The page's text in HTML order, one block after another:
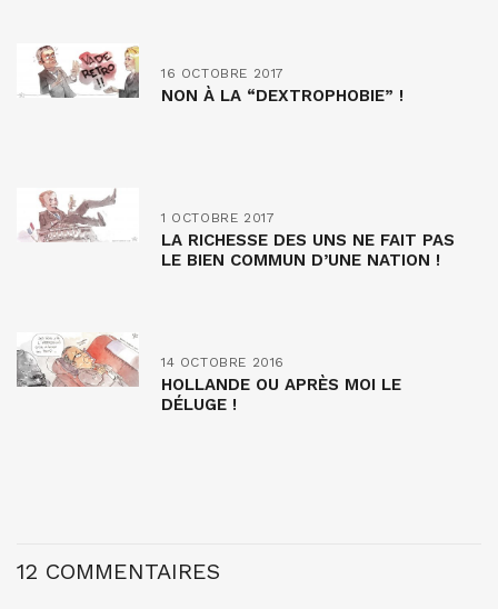
16 OCTOBRE 2017
NON À LA “DEXTROPHOBIE” !
1 OCTOBRE 2017
LA RICHESSE DES UNS NE FAIT PAS
LE BIEN COMMUN D’UNE NATION !
14 OCTOBRE 2016
HOLLANDE OU APRÈS MOI LE
DÉLUGE !
12 COMMENTAIRES